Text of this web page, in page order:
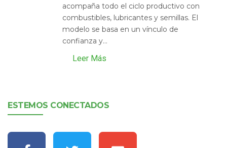
acompaña todo el ciclo productivo con
combustibles, lubricantes y semillas. El
modelo se basa en un vínculo de
confianza y...
Leer Más
ESTEMOS CONECTADOS